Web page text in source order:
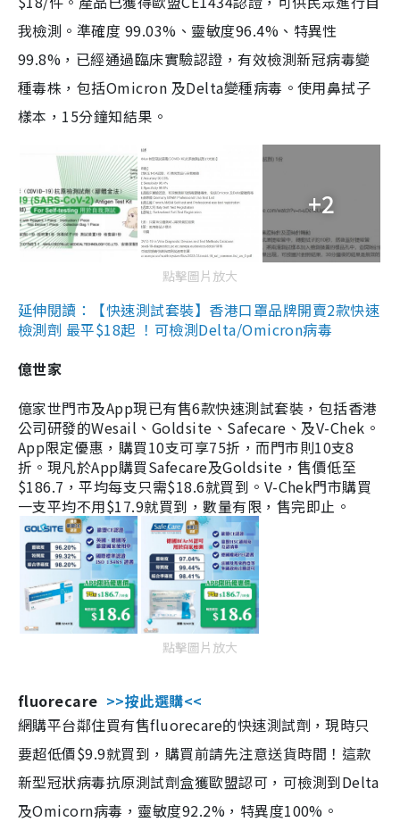
我檢測。準確度 99.03%、靈敏度96.4%、特異性
99.8%，已經通過臨床實驗認證，有效檢測新冠病毒變
種毒株，包括Omicron 及Delta變種病毒。使用鼻拭子
樣本，15分鐘知結果。
+2
點擊圖片放大
延伸閱讀：【快速測試套裝】香港口罩品牌開賣2款快速
檢測劑 最平$18起 ！可檢測Delta/Omicron病毒
億世家
億家世門市及App現已有售6款快速測試套裝，包括香港
公司研發的Wesail、Goldsite、Safecare、及V-Chek。
App限定優惠，購買10支可享75折，而門市則10支8
折。現凡於App購買Safecare及Goldsite，售價低至
$186.7，平均每支只需$18.6就買到。V-Chek門市購買
一支平均不用$17.9就買到，數量有限，售完即止。
點擊圖片放大
fluorecare >>按此選購<<
網購平台鄰住買有售fluorecare的快速測試劑，現時只
要超低價$9.9就買到，購買前請先注意送貨時間！這款
新型冠狀病毒抗原測試劑盒獲歐盟認可，可檢測到Delta
及Omicorn病毒，靈敏度92.2%，特異度100%。